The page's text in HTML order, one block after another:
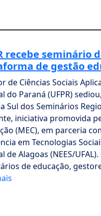
recebe seminário
de gestão
de Ciências Sociais
do Paraná (UFPR)
Sul dos Seminários
iniciativa promovida
(MEC), em parceria
em Tecnologias
de Alagoas (NEES/
de educação,